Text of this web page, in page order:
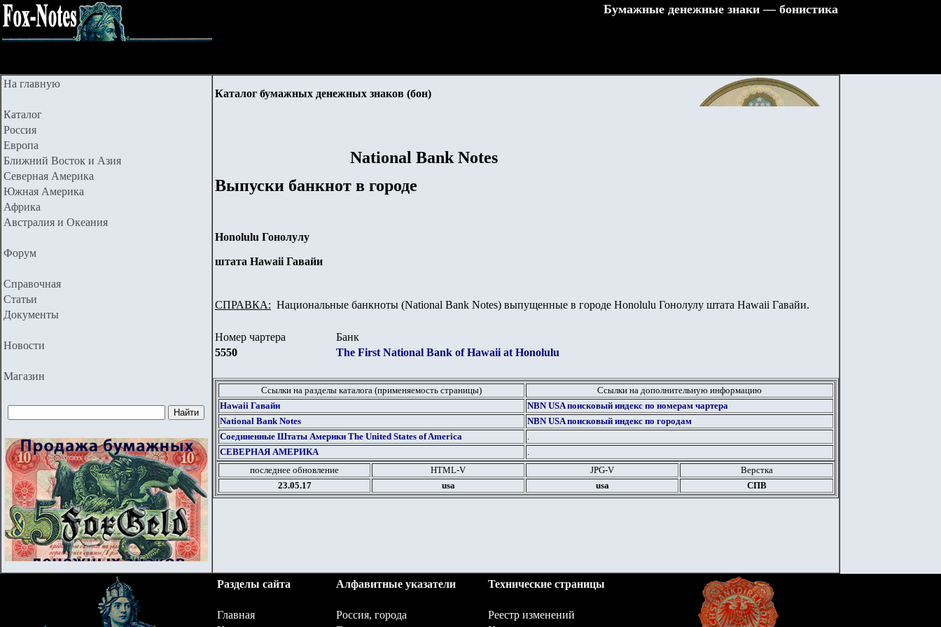
Бумажные денежные знаки — бонистика
На главную
Каталог
Россия
Европа
Ближний Восток и Азия
Северная Америка
Южная Америка
Африка
Австралия и Океания
Форум
Справочная
Статьи
Документы
Новости
Магазин
Каталог бумажных денежных знаков (бон)
National Bank Notes
Выпуски банкнот в городе
Honolulu Гонолулу
штата Hawaii Гавайи
СПРАВКА: Национальные банкноты (National Bank Notes) выпущенные в городе Honolulu Гонолулу штата Hawaii Гавайи.
Номер чартера
Банк
5550
The First National Bank of Hawaii at Honolulu
Ссылки на разделы каталога (применяемость страницы)
Ссылки на дополнительную информацию
Hawaii Гавайи
NBN USAпоисковый индекс по номерам чартера
National Bank Notes
NBN USAпоисковый индекс по городам
Соединенные Штаты Америки The United States of America
.
СЕВЕРНАЯ АМЕРИКА
.
последнее обновление
HTML-V JPG-V
Верстка
23.05.17
usa usa СПВ
Разделы сайта Алфавитные указатели Технические страницы
Главная Россия, города
Реестр изменений